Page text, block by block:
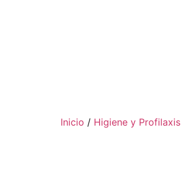
Inicio / Higiene y Profilaxis